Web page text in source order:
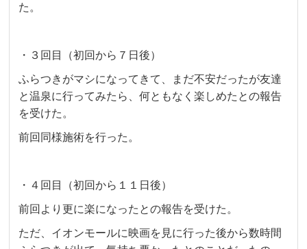
た。
・３回目（初回から７日後）
ふらつきがマシになってきて、まだ不安だったが友達
と温泉に行ってみたら、何ともなく楽しめたとの報告
を受けた。
前回同様施術を行った。
・４回目（初回から１１日後）
前回より更に楽になったとの報告を受けた。
ただ、イオンモールに映画を見に行った後から数時間